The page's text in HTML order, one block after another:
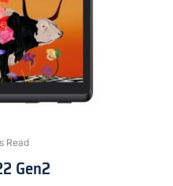
Read
Gen2